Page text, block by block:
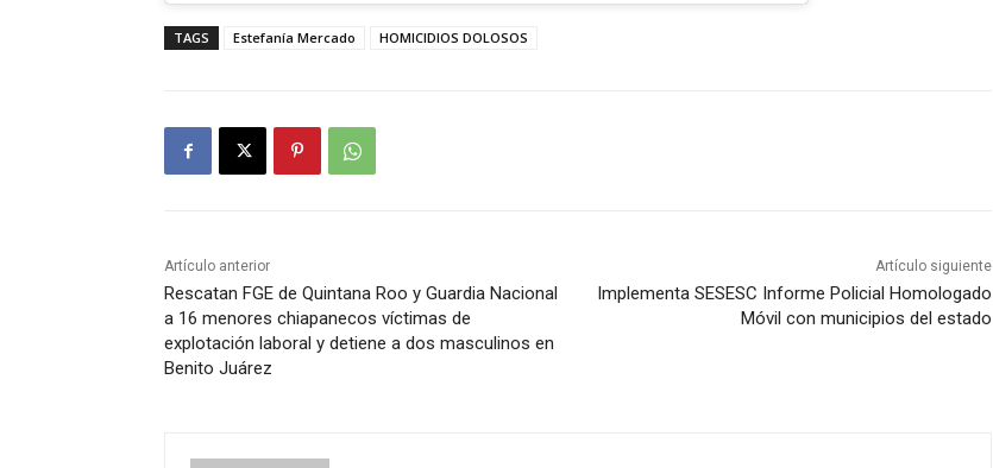
TAGS Estefanía Mercado HOMICIDIOS DOLOSOS
Artículo anterior
Rescatan FGE de Quintana Roo y Guardia Nacional
a 16 menores chiapanecos víctimas de
explotación laboral y detiene a dos masculinos en
Benito Juárez
Artículo siguiente
Implementa SESESC Informe Policial Homologado
Móvil con municipios del estado